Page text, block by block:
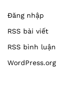
Đăng nhập
RSS bài viết
RSS bình luận
WordPress.org